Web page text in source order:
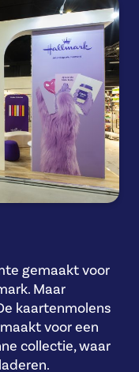
gemaakt voor
Maar
kaartenmolens
voor een
collectie, waar